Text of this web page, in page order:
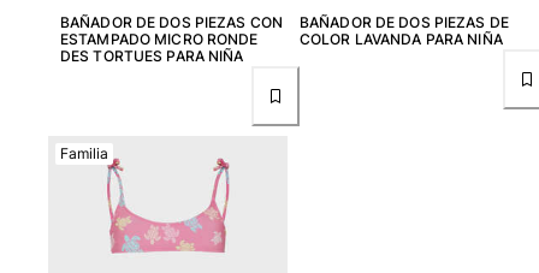
Loungewear
Ver todo Pret-a-porter
Ver todo Tallas grandes
Mujer
Ver todo Mujer
BAÑADOR DE DOS PIEZAS CON
ESTAMPADO MICRO RONDE
DES TORTUES PARA NIÑA
BAÑADOR DE DOS PIEZAS DE
COLOR LAVANDA PARA NIÑA
Familia